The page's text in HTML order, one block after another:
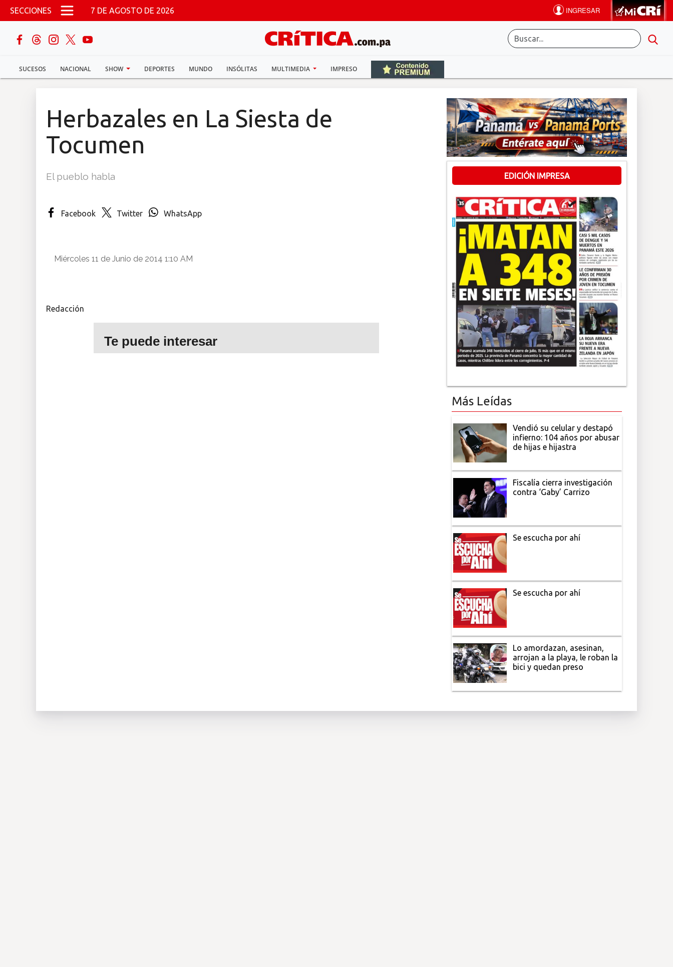
Pasar al contenido principal
SECCIONES 7 DE AGOSTO DE 2026
SUCESOS NACIONAL SHOW DEPORTES MUNDO INSÓLITAS MULTIMEDIA IMPRESO
buscar
Sucesos
Herbazales en La Siesta de
Tocumen
El pueblo habla
Facebook Twitter WhatsApp
Miércoles 11 de Junio de 2014 1:10 AM
Redacción
Te puede interesar
EDICIÓN IMPRESA
Más Leídas
Vendió su celular y destapó
infierno: 104 años por abusar
de hijas e hijastra
Fiscalía cierra investigación
contra ‘Gaby’ Carrizo
Se escucha por ahí
Se escucha por ahí
Lo amordazan, asesinan,
arrojan a la playa, le roban la
bici y quedan preso